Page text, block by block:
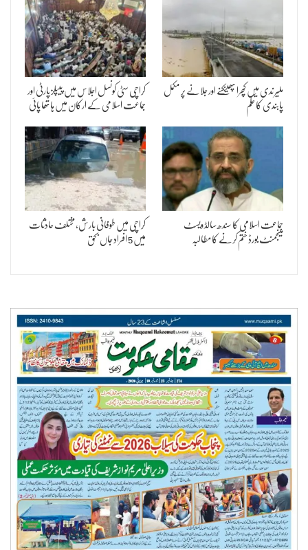
ملیر ندی میں کچرا پھینکنے اور جلانے پر مکمل
پابندی کا حکم
کراچی سٹی کونسل اجلاس میں پیپلز پارٹی اور
جماعت اسلامی کے ارکان میں ہاتھا پائی
جماعت اسلامی کا سندھ سالڈ ویسٹ
مینجمنٹ بورڈ ختم کرنے کا مطالبہ
کراچی میں طوفانی بارش، مختلف حادثات
میں 5 افراد جاں بحق